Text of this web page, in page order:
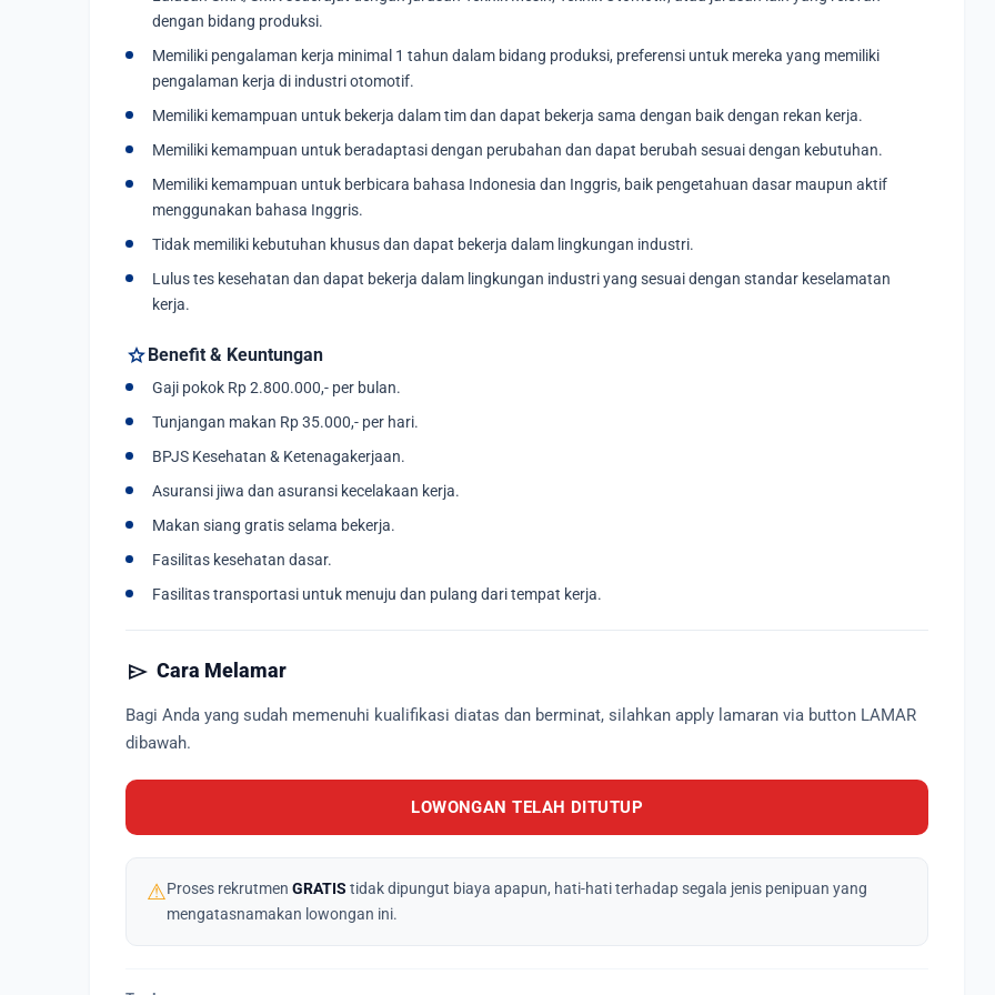
dengan bidang produksi.
Memiliki pengalaman kerja minimal 1 tahun dalam bidang produksi, preferensi untuk mereka yang memiliki
pengalaman kerja di industri otomotif.
Memiliki kemampuan untuk bekerja dalam tim dan dapat bekerja sama dengan baik dengan rekan kerja.
Memiliki kemampuan untuk beradaptasi dengan perubahan dan dapat berubah sesuai dengan kebutuhan.
Memiliki kemampuan untuk berbicara bahasa Indonesia dan Inggris, baik pengetahuan dasar maupun aktif
menggunakan bahasa Inggris.
Tidak memiliki kebutuhan khusus dan dapat bekerja dalam lingkungan industri.
Lulus tes kesehatan dan dapat bekerja dalam lingkungan industri yang sesuai dengan standar keselamatan
kerja.
starBenefit & Keuntungan
Gaji pokok Rp 2.800.000,- per bulan.
Tunjangan makan Rp 35.000,- per hari.
BPJS Kesehatan & Ketenagakerjaan.
Asuransi jiwa dan asuransi kecelakaan kerja.
Makan siang gratis selama bekerja.
Fasilitas kesehatan dasar.
Fasilitas transportasi untuk menuju dan pulang dari tempat kerja.
send Cara Melamar
Bagi Anda yang sudah memenuhi kualifikasi diatas dan berminat, silahkan apply lamaran via button LAMAR
dibawah.
LOWONGAN TELAH DITUTUP
⚠Proses rekrutmen GRATIS tidak dipungut biaya apapun, hati-hati terhadap segala jenis penipuan yang
mengatasnamakan lowongan ini.